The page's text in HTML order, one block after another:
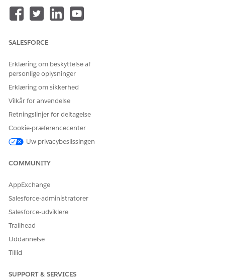
Systemet opdaterer godkendelsesregistreringerne med
godkendelsesbeslutningen, korrekturlæseroplysninger,
relaterede liste CAB-møde på
LØSTE DENNE ARTIKEL DIT PROBLEM?
Giv os besked, så vi kan forbedre os!
SALESFORCE
Erklæring om beskyttelse af
personlige oplysninger
Erklæring om sikkerhed
Vilkår for anvendelse
Retningslinjer for deltagelse
Cookie-præferencecenter
Uw privacybeslissingen
COMMUNITY
AppExchange
Salesforce-administratorer
Salesforce-udviklere
Trailhead
Uddannelse
Tillid
SUPPORT & SERVICES